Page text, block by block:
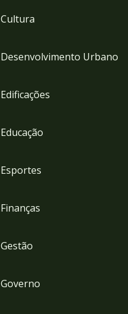
Cultura
Desenvolvimento Urbano
Edificações
Educação
Esportes
Finanças
Gestão
Governo